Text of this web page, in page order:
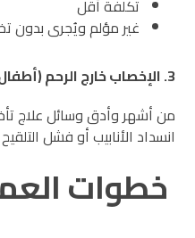
تكلفة أقل
غير مؤلم ويُجرى بدون
3. الإخصاب خارج الرحم (أطفال الأنابيب – IVF) :
من أشهر وأدق وسائل علاج
انسداد الأنابيب أو فشل
خطوات